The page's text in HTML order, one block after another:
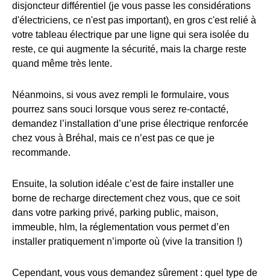
disjoncteur différentiel (je vous passe les considérations
d'électriciens, ce n'est pas important), en gros c'est relié à
votre tableau électrique par une ligne qui sera isolée du
reste, ce qui augmente la sécurité, mais la charge reste
quand même très lente.
Néanmoins, si vous avez rempli le formulaire, vous
pourrez sans souci lorsque vous serez re-contacté,
demandez l’installation d’une prise électrique renforcée
chez vous à Bréhal, mais ce n’est pas ce que je
recommande.
Ensuite, la solution idéale c’est de faire installer une
borne de recharge directement chez vous, que ce soit
dans votre parking privé, parking public, maison,
immeuble, hlm, la réglementation vous permet d’en
installer pratiquement n’importe où (vive la transition !)
Cependant, vous vous demandez sûrement : quel type de